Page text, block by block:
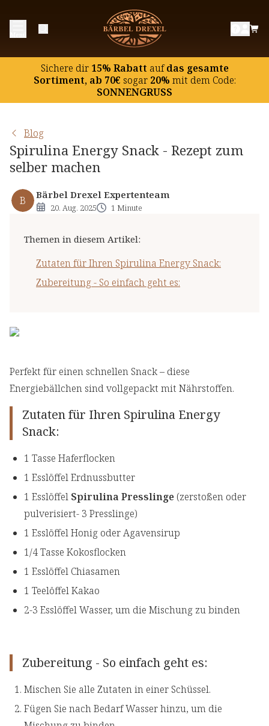
Sichere dir15% Rabatt aufdas gesamte
Sortiment, ab 70€ sogar20% mit dem Code:
SONNENGRUSS
Blog
Spirulina Energy Snack - Rezept zum
selber machen
B Bärbel Drexel Expertenteam
20. Aug. 2025 1 Minute
Themen in diesem Artikel:
Zutaten für Ihren Spirulina Energy Snack:
Zubereitung - So einfach geht es:
Zutaten für Ihren Spirulina Energy Snack:
Zubereitung - So einfach geht es:
Perfekt für einen schnellen Snack – diese
Energiebällchen sind vollgepackt mit Nährstoffen.
Zutaten für Ihren Spirulina Energy
Snack:
1 Tasse Haferflocken
1 Esslöffel Erdnussbutter
1 Esslöffel Spirulina Presslinge (zerstoßen oder
pulverisiert- 3 Presslinge)
1 Esslöffel Honig oder Agavensirup
1/4 Tasse Kokosflocken
1 Esslöffel Chiasamen
1 Teelöffel Kakao
2-3 Esslöffel Wasser, um die Mischung zu binden
Zubereitung - So einfach geht es:
Mischen Sie alle Zutaten in einer Schüssel.
Fügen Sie nach Bedarf Wasser hinzu, um die